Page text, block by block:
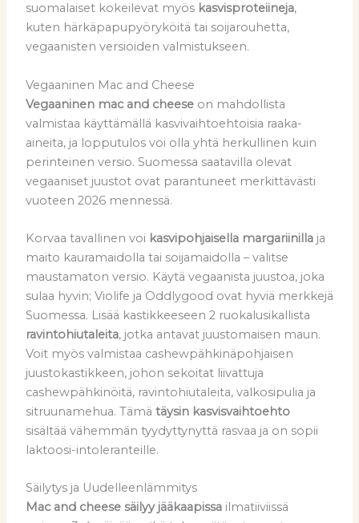
suomalaiset kokeilevat myös kasvisproteiineja,
kuten härkäpapupyöryköitä tai soijarouhetta,
vegaanisten versioiden valmistukseen.
Vegaaninen Mac and Cheese
Vegaaninen mac and cheeseon mahdollista
valmistaa käyttämällä kasvivaihtoehtoisia raaka-
aineita, ja lopputulos voi olla yhtä herkullinen kuin
perinteinen versio. Suomessa saatavilla olevat
vegaaniset juustot ovat parantuneet merkittävästi
vuoteen 2026 mennessä.
Korvaa tavallinen voi kasvipohjaisella margariinillaja
maito kauramaidolla tai soijamaidolla – valitse
maustamaton versio. Käytä vegaanista juustoa, joka
sulaa hyvin; Violife ja Oddlygood ovat hyviä merkkejä
Suomessa. Lisää kastikkeeseen 2 ruokalusikallista
ravintohiutaleita, jotka antavat juustomaisen maun.
Voit myös valmistaa cashewpähkinäpohjaisen
juustokastikkeen, johon sekoitat liivattuja
cashewpähkinöitä, ravintohiutaleita, valkosipulia ja
sitruunamehua. Tämä täysin kasvisvaihtoehto
sisältää vähemmän tyydyttynyttä rasvaa ja on sopii
laktoosi-intoleranteille.
Säilytys ja Uudelleenlämmitys
Mac and cheese säilyy jääkaapissailmatiiviissä